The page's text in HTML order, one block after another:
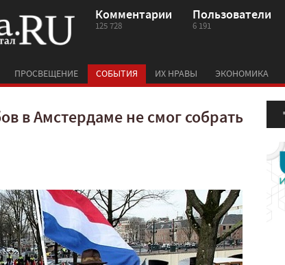
Комментарии
125 728
Пользователи
6 191
ПРОСВЕЩЕНИЕ СОБЫТИЯ ИХ НРАВЫ ЭКОНОМИКА
в Амстердаме не смог собрать